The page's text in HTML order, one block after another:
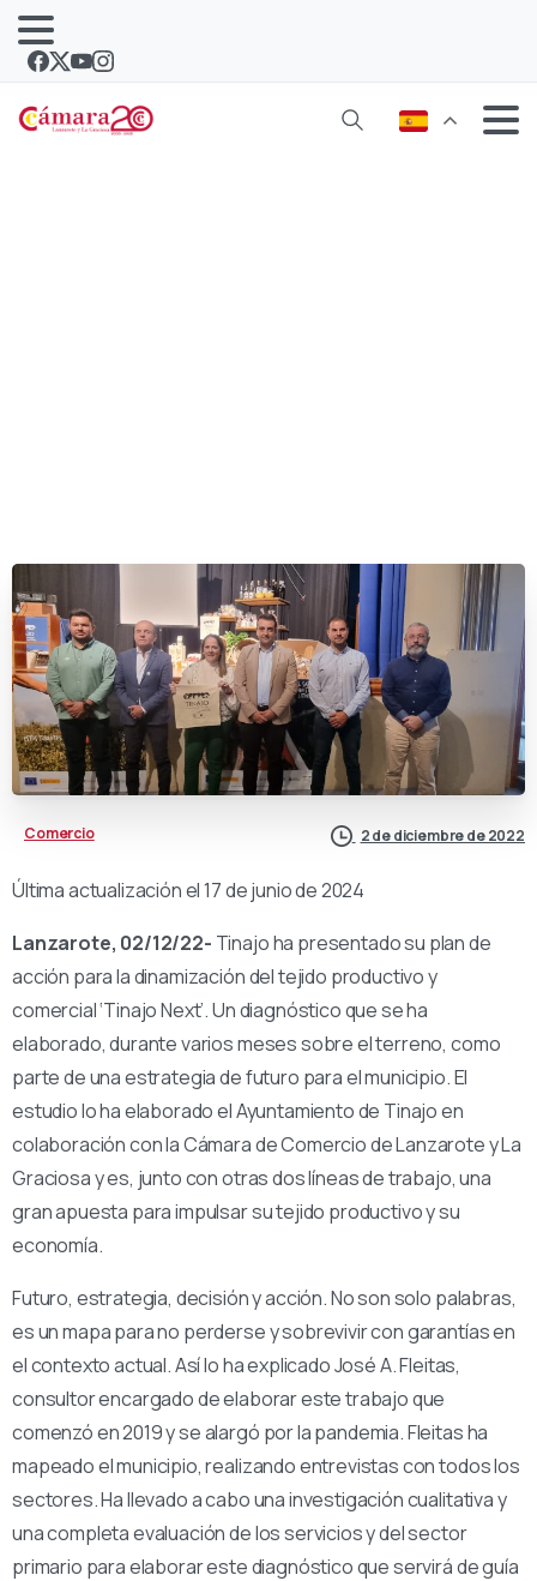
Comercio 2 de diciembre de 2022
Última actualización el 17 de junio de 2024
Lanzarote, 02/12/22- Tinajo ha presentado su plan de
acción para la dinamización del tejido productivo y
comercial ‘Tinajo Next’. Un diagnóstico que se ha
elaborado, durante varios meses sobre el terreno, como
parte de una estrategia de futuro para el municipio. El
estudio lo ha elaborado el Ayuntamiento de Tinajo en
colaboración con la Cámara de Comercio de Lanzarote y La
Graciosa y es, junto con otras dos líneas de trabajo, una
gran apuesta para impulsar su tejido productivo y su
economía.
Futuro, estrategia, decisión y acción. No son solo palabras,
es un mapa para no perderse y sobrevivir con garantías en
el contexto actual. Así lo ha explicado José A. Fleitas,
consultor encargado de elaborar este trabajo que
comenzó en 2019 y se alargó por la pandemia. Fleitas ha
mapeado el municipio, realizando entrevistas con todos los
sectores. Ha llevado a cabo una investigación cualitativa y
una completa evaluación de los servicios y del sector
primario para elaborar este diagnóstico que servirá de guía